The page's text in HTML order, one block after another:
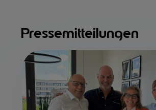
Pressemitteilungen